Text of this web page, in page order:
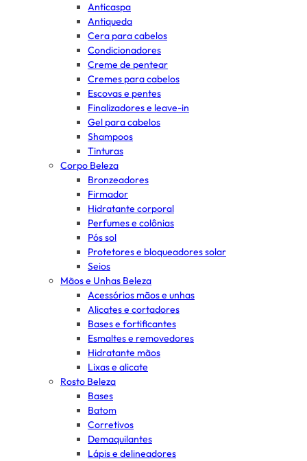
Anticaspa
Antiqueda
Cera para cabelos
Condicionadores
Creme de pentear
Cremes para cabelos
Escovas e pentes
Finalizadores e leave-in
Gel para cabelos
Shampoos
Tinturas
Corpo Beleza
Bronzeadores
Firmador
Hidratante corporal
Perfumes e colônias
Pós sol
Protetores e bloqueadores solar
Seios
Mãos e Unhas Beleza
Acessórios mãos e unhas
Alicates e cortadores
Bases e fortificantes
Esmaltes e removedores
Hidratante mãos
Lixas e alicate
Rosto Beleza
Bases
Batom
Corretivos
Demaquilantes
Lápis e delineadores